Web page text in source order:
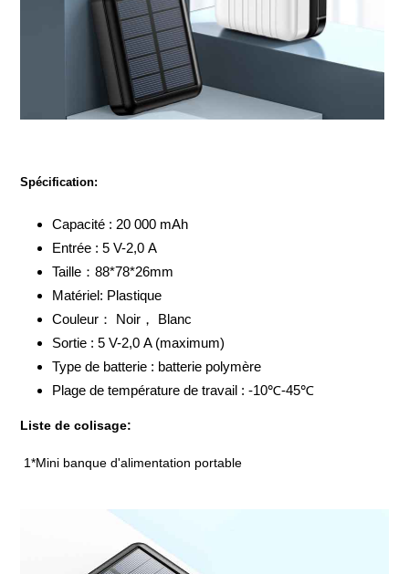
Spécification:
Capacité : 20 000 mAh
Entrée : 5 V-2,0 A
Taille：88*78*26mm
Matériel: Plastique
Couleur： Noir， Blanc
Sortie : 5 V-2,0 A (maximum)
Type de batterie : batterie polymère
Plage de température de travail : -10℃-45℃
Liste de colisage:
1*Mini banque d'alimentation portable